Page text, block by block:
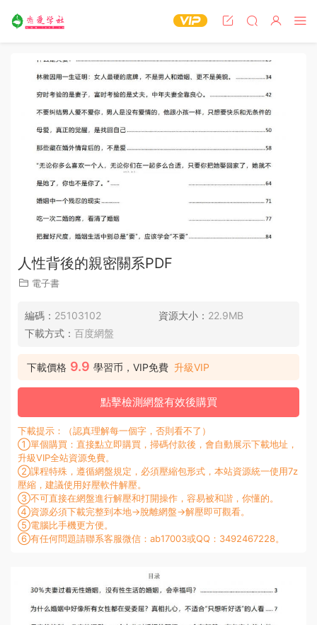
人性背後的親密關系PDF
電子書
編碼： 25103102 資源大小： 22.9MB
下載方式： 百度網盤
下載價格 9.9 學習币，VIP免費 升級VIP
點擊檢測網盤有效後購買
下載提示：（認真理解每一個字，否則看不了）
①單個購買：直接點立即購買，掃碼付款後，會自動展示下載地址，
升級VIP全站資源免費。
②課程特殊，遵循網盤規定，必須壓縮包形式，本站資源統一使用7z
壓縮，建議使用好壓軟件解壓。
③不可直接在網盤進行解壓和打開操作，容易被和諧，你懂的。
④資源必須下載完整到本地→脫離網盤→解壓即可觀看。
⑤電腦比手機更方便。
⑥有任何問題請聯系客服微信：ab17003或QQ：3492467228。